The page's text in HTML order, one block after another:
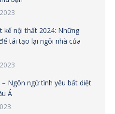
kế nội thất 2024: Những
tái tạo lại ngôi nhà của
Ngôn ngữ tình yêu bất diệt
Á